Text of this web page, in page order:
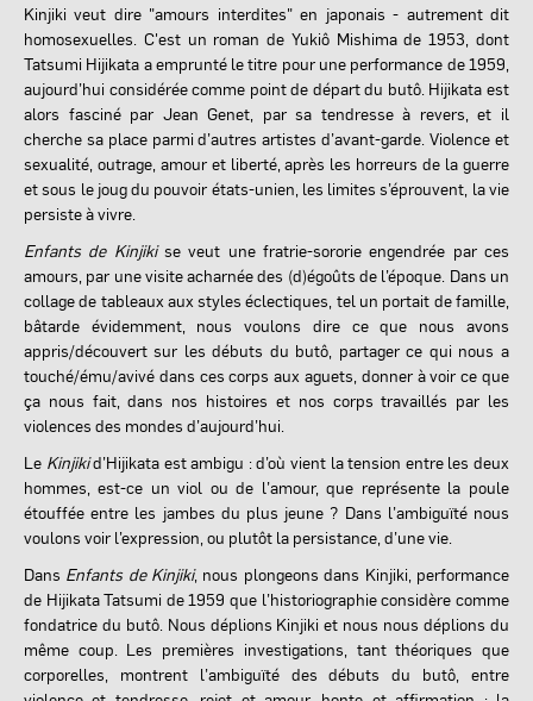
Kinjiki veut dire "amours interdites" en japonais - autrement dit
homosexuelles. C'est un roman de Yukiô Mishima de 1953, dont
Tatsumi Hijikata a emprunté le titre pour une performance de 1959,
aujourd’hui considérée comme point de départ du butô. Hijikata est
alors fasciné par Jean Genet, par sa tendresse à revers, et il
cherche sa place parmi d’autres artistes d’avant-garde. Violence et
sexualité, outrage, amour et liberté, après les horreurs de la guerre
et sous le joug du pouvoir états-unien, les limites s’éprouvent, la vie
persiste à vivre.
Enfants de Kinjikise veut une fratrie-sororie engendrée par ces
amours, par une visite acharnée des (d)égoûts de l’époque. Dans un
collage de tableaux aux styles éclectiques, tel un portait de famille,
bâtarde évidemment, nous voulons dire ce que nous avons
appris/découvert sur les débuts du butô, partager ce qui nous a
touché/ému/avivé dans ces corps aux aguets, donner à voir ce que
ça nous fait, dans nos histoires et nos corps travaillés par les
violences des mondes d’aujourd’hui.
Le Kinjikid’Hijikata est ambigu : d’où vient la tension entre les deux
hommes, est-ce un viol ou de l’amour, que représente la poule
étouffée entre les jambes du plus jeune ? Dans l’ambiguïté nous
voulons voir l’expression, ou plutôt la persistance, d’une vie.
Dans Enfants de Kinjiki, nous plongeons dans Kinjiki, performance
de Hijikata Tatsumi de 1959 que l’historiographie considère comme
fondatrice du butô. Nous déplions Kinjiki et nous nous déplions du
même coup. Les premières investigations, tant théoriques que
corporelles, montrent l’ambiguïté des débuts du butô, entre